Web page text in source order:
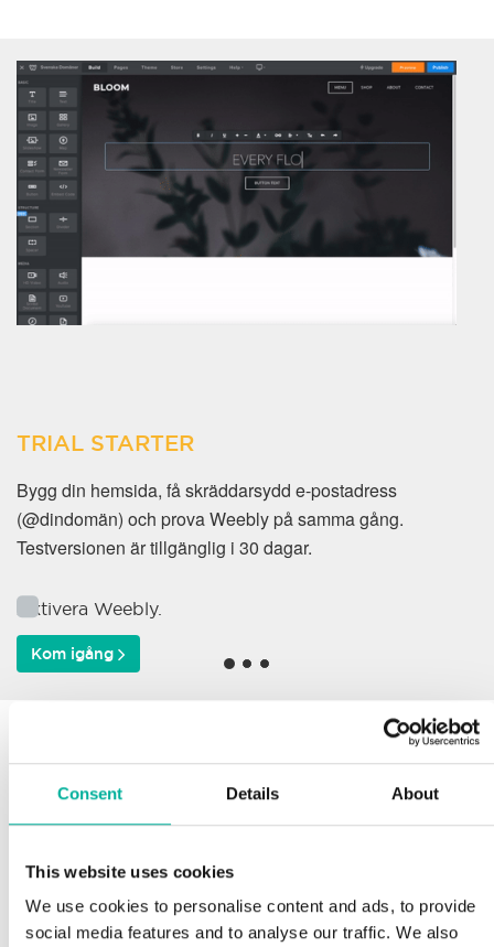
Consent Details About
This website uses cookies
We use cookies to personalise content and ads, to provide
social media features and to analyse our traffic. We also
TRIAL STARTER
Bygg din hemsida, få skräddarsydd e-postadress
(@dindomän) och prova Weebly på samma gång.
Testversionen är tillgänglig i 30 dagar.
Aktivera Weebly.
Kom igång
Varför väljer våra kunder
oss?
Support